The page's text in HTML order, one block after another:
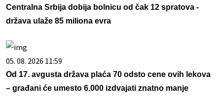
Centralna Srbija dobija bolnicu od čak 12 spratova -
država ulaže 85 miliona evra
05. 08. 2026 11:59
Od 17. avgusta država plaća 70 odsto cene ovih lekova
– građani će umesto 6.000 izdvajati znatno manje